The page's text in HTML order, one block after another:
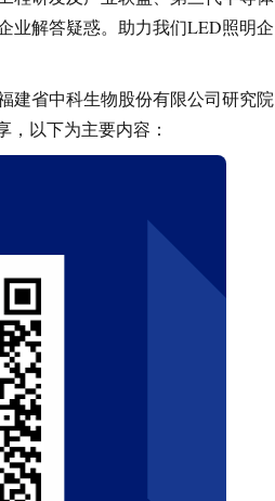
业解答疑惑。助力我们LED照明企
建省中科生物股份有限公司研究院
以下为主要内容：